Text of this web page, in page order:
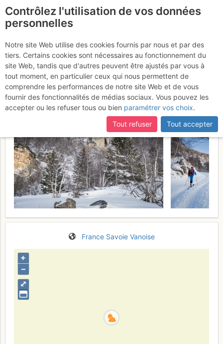
Refuge de Péclet Polset
: Depuis Pralognan/Les
Prioux
Samedi 29 avril 2017
France Savoie Vanoise
⤢
+
–
Contrôlez l'utilisation de vos données
personnelles
Notre site Web utilise des cookies fournis par nous et par des
tiers. Certains cookies sont nécessaires au fonctionnement du
site Web, tandis que d'autres peuvent être ajustés par vous à
tout moment, en particulier ceux qui nous permettent de
comprendre les performances de notre site Web et de vous
fournir des fonctionnalités de médias sociaux. Vous pouvez les
accepter ou les refuser tous ou bien paramétrer vos choix.
Tout refuser
Tout accepter